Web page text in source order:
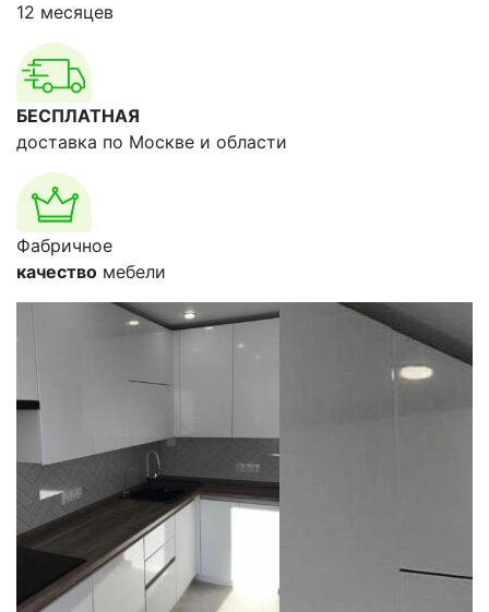
12 месяцев
БЕСПЛАТНАЯ
доставка по Москве и области
Фабричное
качество мебели